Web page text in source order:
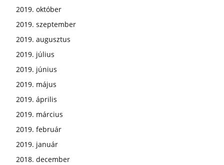
2019. október
2019. szeptember
2019. augusztus
2019. július
2019. június
2019. május
2019. április
2019. március
2019. február
2019. január
2018. december